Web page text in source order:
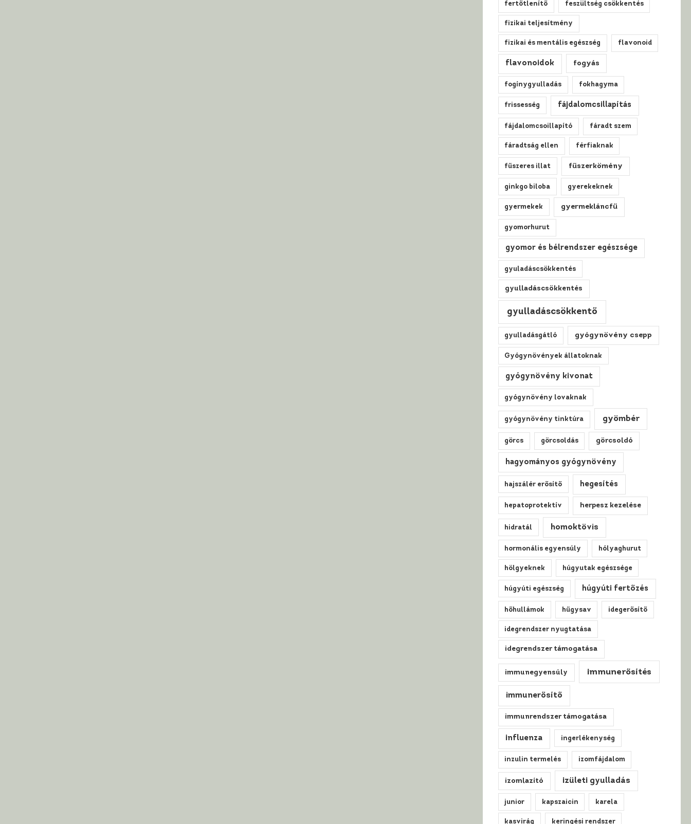
fertőtlenítő feszültség csökkentés
fizikai teljesítmény
fizikai és mentális egészség flavonoid
flavonoidok fogyás
fogínygyulladás fokhagyma
frissesség fájdalomcsillapítás
fájdalomcsoillapító fáradt szem
fáradtság ellen férfiaknak
fűszeres illat fűszerkömény
ginkgo biloba gyerekeknek
gyermekek gyermekláncfű
gyomorhurut
gyomor és bélrendszer egészsége
gyuladáscsökkentés
gyulladáscsökkentés
gyulladáscsökkentő
gyulladásgátló gyógynövény csepp
Gyógynövények állatoknak
gyógynövény kivonat
gyógynövény lovaknak
gyógynövény tinktúra gyömbér
görcs görcsoldás görcsoldó
hagyományos gyógynövény
hajszálér erősítő hegesítés
hepatoprotektív herpesz kezelése
hidratál homoktövis
hormonális egyensúly hólyaghurut
hölgyeknek húgyutak egészsége
húgyúti egészség húgyúti fertőzés
hőhullámok hűgysav idegerősítő
idegrendszer nyugtatása
idegrendszer támogatása
immunegyensúly immunerősítés
immunerősítő
immunrendszer támogatása
influenza ingerlékenység
inzulin termelés izomfájdalom
izomlazító izületi gyulladás
junior kapszaicin karela
kasvirág keringési rendszer